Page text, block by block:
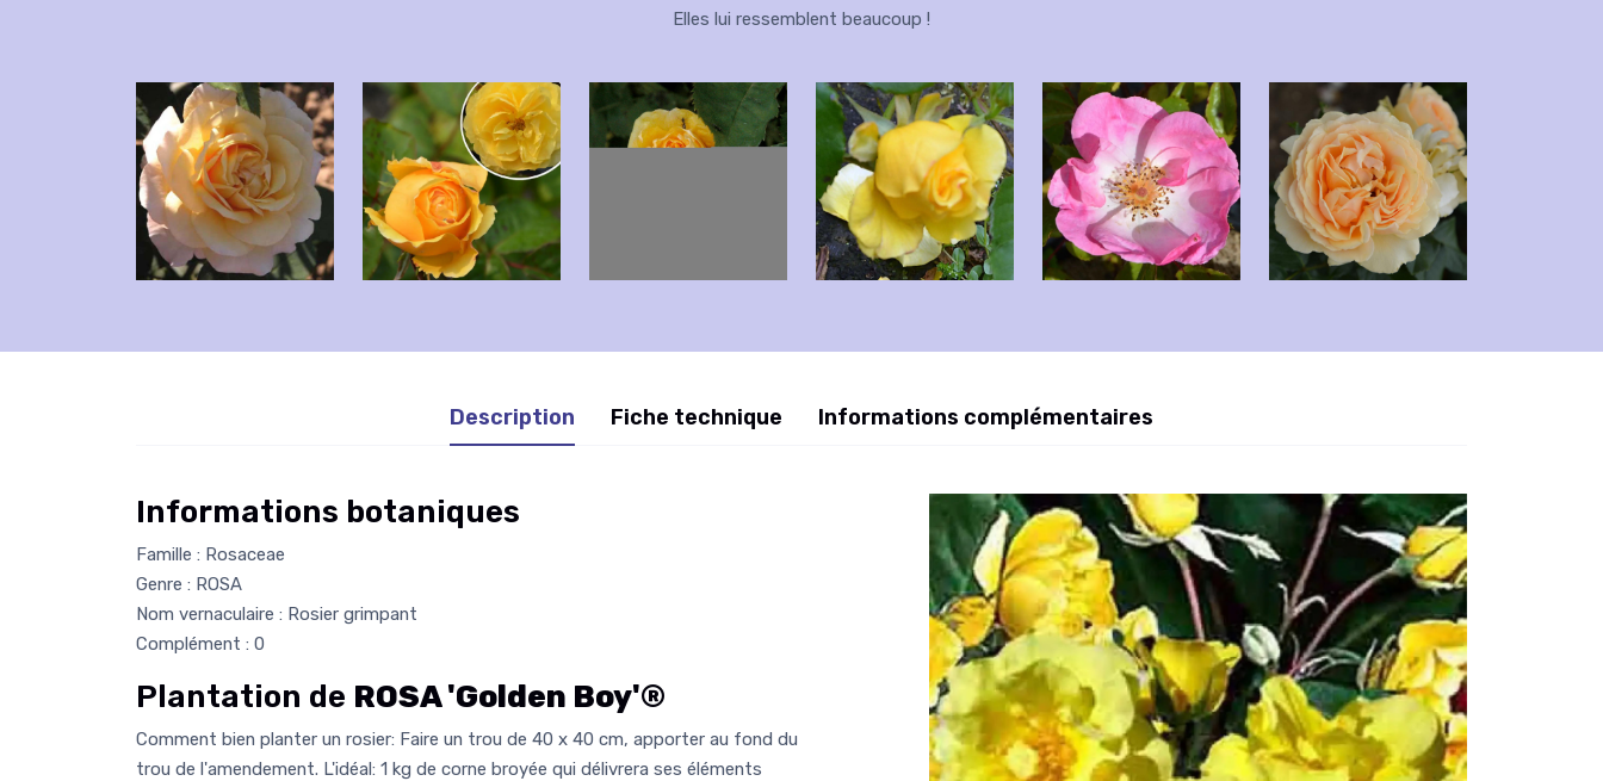
Elles lui ressemblent beaucoup !
Description Fiche technique Informations complémentaires
Informations botaniques
Famille : Rosaceae
Genre : ROSA
Nom vernaculaire : Rosier grimpant
Complément : 0
Plantation de ROSA 'Golden Boy'®
Comment bien planter un rosier: Faire un trou de 40 x 40 cm, apporter au fond du
trou de l'amendement. L'idéal: 1 kg de corne broyée qui délivrera ses éléments